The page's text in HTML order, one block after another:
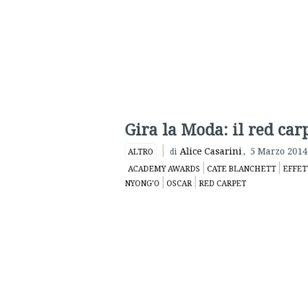
dell’anno scorso, che pure ha
La passerella di Cinema Errante si